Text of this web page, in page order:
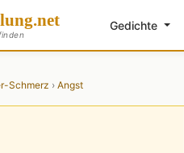
.net Gedichte
Schmerz › Angst